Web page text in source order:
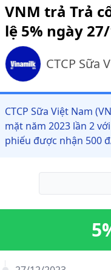
VNM trả Trả
lệ 5% ngày
CTCP Sữa
CTCP Sữa Việt Nam
mặt năm 2023 lần 2
phiếu được nhận 500